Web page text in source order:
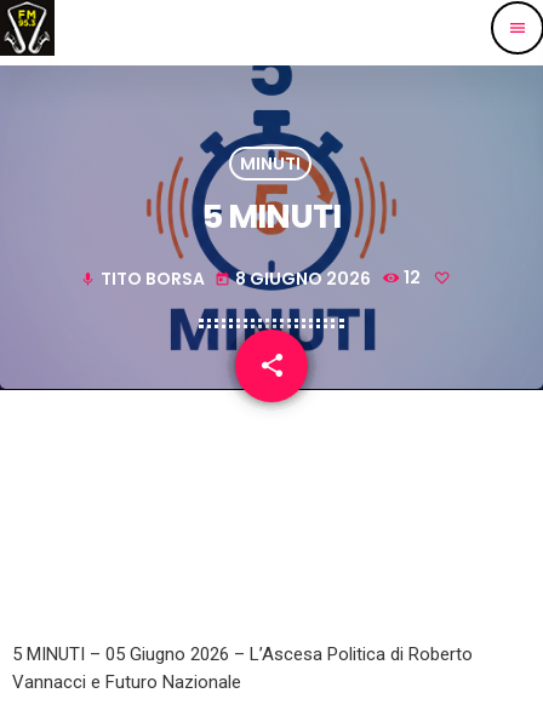
menu
MINUTI
5 MINUTI
mic TITO BORSA today 8 GIUGNO 2026 12
share
email
5 MINUTI – 05 Giugno 2026 – L’Ascesa Politica di Roberto
Vannacci e Futuro Nazionale